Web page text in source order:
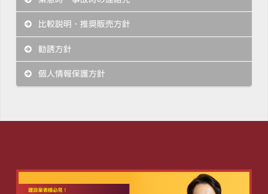
比較説明・推奨販売方針
勧誘方針
個人情報保護方針